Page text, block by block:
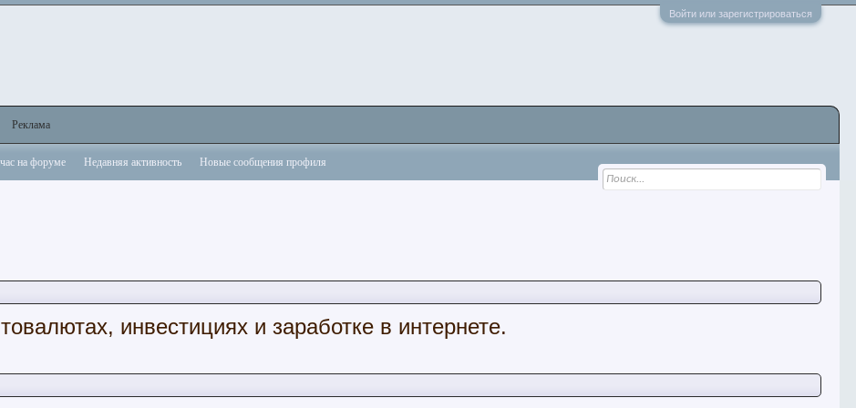
Войти или зарегистрироваться
инвестициях и заработке в интернете.
на форуме Недавняя активность Новые сообщения профиля
Реклама